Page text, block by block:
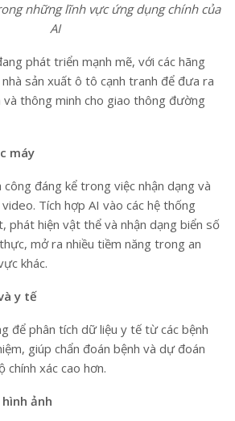
những lĩnh vực ứng dụng chính của
AI
phát triển mạnh mẽ, với các hãng
sản xuất ô tô cạnh tranh để đưa ra
và thông minh cho giao thông đường
máy
đáng kể trong việc nhận dạng và
Tích hợp AI vào các hệ thống
phát hiện vật thể và nhận dạng biển số
mở ra nhiều tiềm năng trong an
khác.
y tế
để phân tích dữ liệu y tế từ các bệnh
giúp chẩn đoán bệnh và dự đoán
xác cao hơn.
ảnh